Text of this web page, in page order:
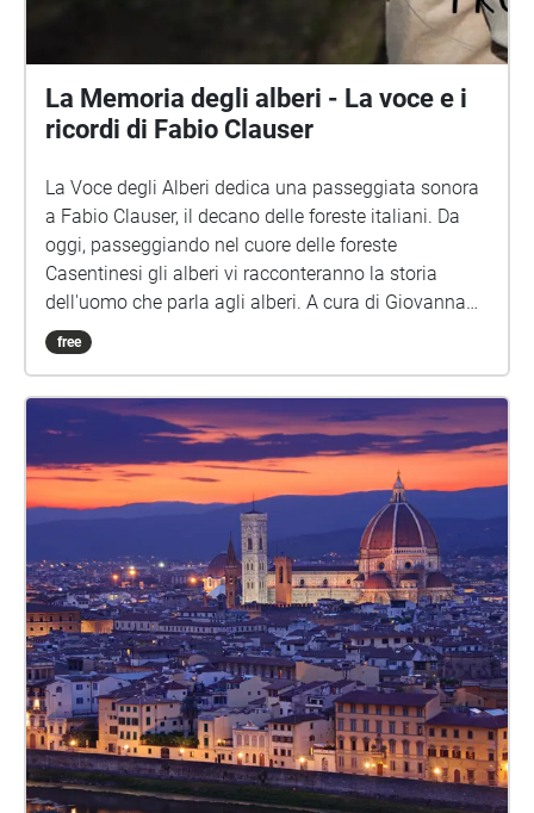
La Memoria degli alberi - La voce e i
ricordi di Fabio Clauser
La Voce degli Alberi dedica una passeggiata sonora
a Fabio Clauser, il decano delle foreste italiani. Da
oggi, passeggiando nel cuore delle foreste
Casentinesi gli alberi vi racconteranno la storia
dell'uomo che parla agli alberi. A cura di Giovanna
Iorio con la collaborazione di Lucio Lazzaruolo
(Musiche & Audio), Gianluca Piovesan e Alessandro
dall'Eremo e quindi costeggia Sasso Fratino lungo il
confine tra le due regioni fino ad arrivare a
Campigna in Romagna. Un uomo secolare a tutela
di foreste millenarie: Fabio Clauser compie 100 anni
Eventi a Arezzo „ Originario del Trentino, ormai da
oltre 60 anni vive fortemente legato nel territorio del
Parco Nazionale delle Foreste Casentinesi a cavallo
tra Toscana e Emilia. Fabio Clauser è stato
amministratore delle Foreste casentinesi dal 1955 al
1973. Nel 1959, insieme al professor Mario Pavan,
dell’università di Pavia, ha promosso l’istituzione
della riserva naturale integrale di Sasso Fratino, la
prima in Italia. Dopo aver ottenuto il diploma del
Consiglio d'Europa nel 1985 Sasso Fratino, dal 2017,
free